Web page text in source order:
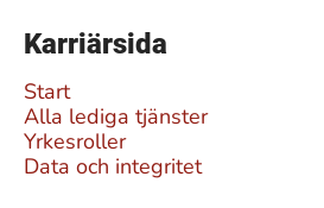
Karriärsida
Start
Alla lediga tjänster
Yrkesroller
Data och integritet